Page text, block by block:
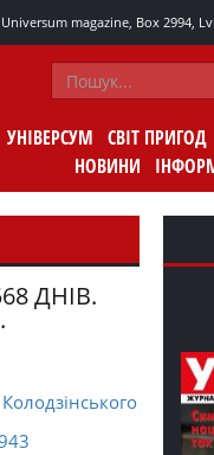
Universum magazine, Box 2994,
УНІВЕРСУМ СВІТ ПРИГОД
НОВИНИ
ДНІВ.